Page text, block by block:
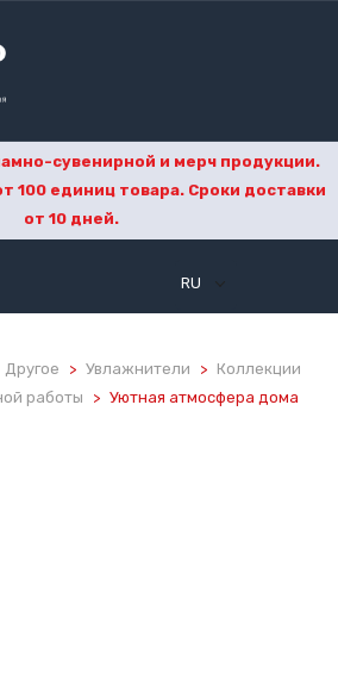
сувенирной и мерч продукции.
100 единиц товара. Сроки доставки
от 10 дней.
RU
Другое Увлажнители
Коллекции
работы
Уютная атмосфера дома